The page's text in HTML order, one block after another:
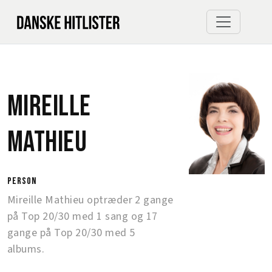
Mireille
Mathieu
person
Mireille Mathieu optræder 2 gange
på Top 20/30 med 1 sang og 17
gange på Top 20/30 med 5
albums.